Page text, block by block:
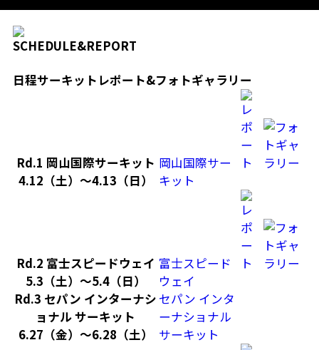
日程サーキット レポート&フォトギャラリー
Rd.1 岡山国際サーキット
4.12（土）～4.13（日）
岡山国際サー
キット
Rd.2 富士スピードウェイ
5.3（土）～5.4（日）
富士スピード
ウェイ
Rd.3 セパン インターナシ
ョナル サーキット
6.27（金）～6.28（土）
セパン インタ
ーナショナル
サーキット